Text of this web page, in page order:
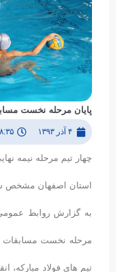
پایان مرحله نخست
۴ آذر ۱۳۹۳ ۰۸:۳۵
استان اصفهان مشخص
به گزارش روابط عمومی
تیم های فولاد مبارکه،